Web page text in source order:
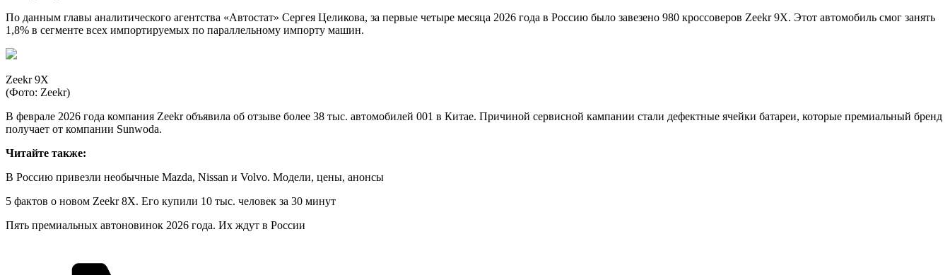
По данным главы аналитического агентства «Автостат» Сергея Целикова, за первые четыре месяца 2026 года в Россию было завезено 980 кроссоверов Zeekr 9X. Этот автомобиль смог занять
1,8% в сегменте всех импортируемых по параллельному импорту машин.
Zeekr 9X
(Фото: Zeekr)
В феврале 2026 года компания Zeekr объявила об отзыве более 38 тыс. автомобилей 001 в Китае. Причиной сервисной кампании стали дефектные ячейки батареи, которые премиальный бренд
получает от компании Sunwoda.
Читайте также:
В Россию привезли необычные Mazda, Nissan и Volvo. Модели, цены, анонсы
5 фактов о новом Zeekr 8X. Его купили 10 тыс. человек за 30 минут
Пять премиальных автоновинок 2026 года. Их ждут в России